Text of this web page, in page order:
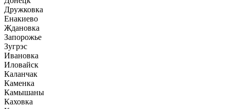
Дружковка
Енакиево
Ждановка
Запорожье
Зугрэс
Ивановка
Иловайск
Каланчак
Каменка
Камышаны
Каховка